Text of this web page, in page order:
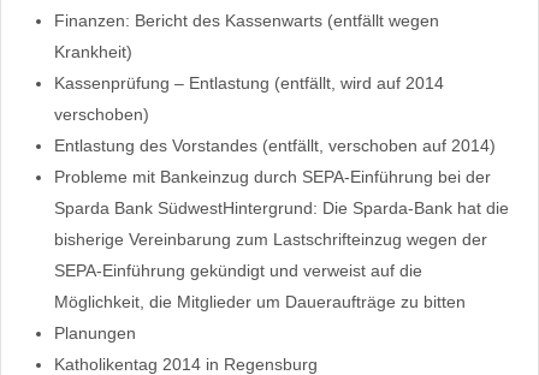
Finanzen: Bericht des Kassenwarts (entfällt wegen
Krankheit)
Kassenprüfung – Entlastung (entfällt, wird auf 2014
verschoben)
Entlastung des Vorstandes (entfällt, verschoben auf 2014)
Probleme mit Bankeinzug durch SEPA-Einführung bei der
Sparda Bank SüdwestHintergrund: Die Sparda-Bank hat die
bisherige Vereinbarung zum Lastschrifteinzug wegen der
SEPA-Einführung gekündigt und verweist auf die
Möglichkeit, die Mitglieder um Daueraufträge zu bitten
Planungen
Katholikentag 2014 in Regensburg